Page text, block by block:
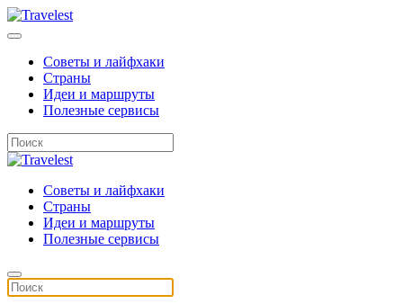
Советы и лайфхаки
Страны
Идеи и маршруты
Полезные сервисы
Советы и лайфхаки
Страны
Идеи и маршруты
Полезные сервисы